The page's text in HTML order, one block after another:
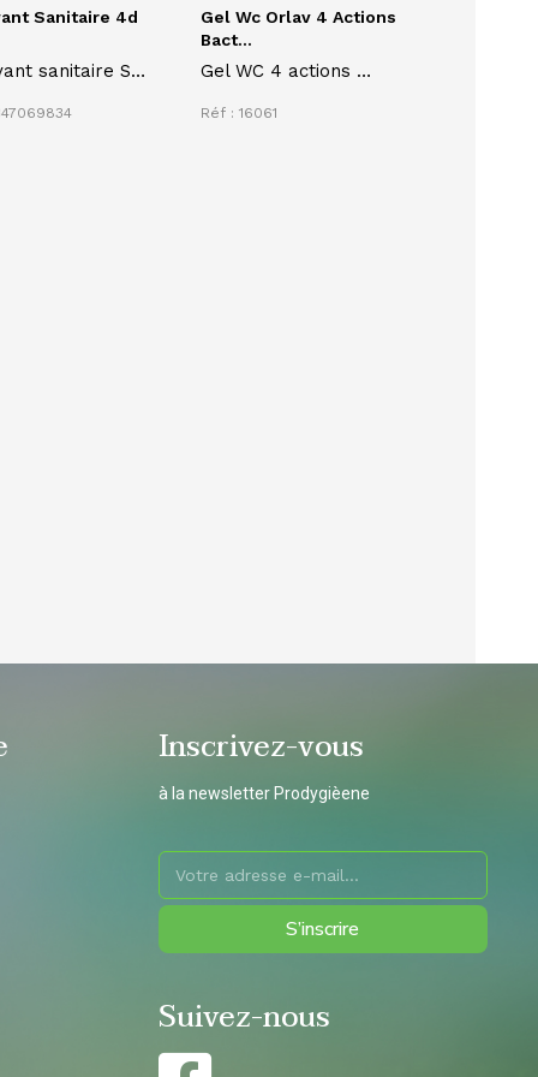
Sanitaire 4d
sanitaire SX
Gel Wc Orlav 4 Actions
Bact...
Gel WC 4 actions
bactéricide et fongicide
Réf : 16061
Inscrivez-vous
à la newsletter Prodygièene
S’inscrire
Suivez-nous